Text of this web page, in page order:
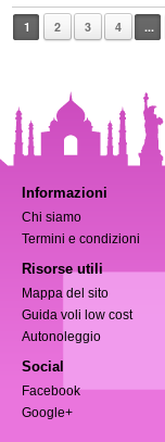
1 2 3 4 ...
Informazioni
Chi siamo
Termini e condizioni
Risorse utili
Mappa del sito
Guida voli low cost
Autonoleggio
Social
Facebook
Google+